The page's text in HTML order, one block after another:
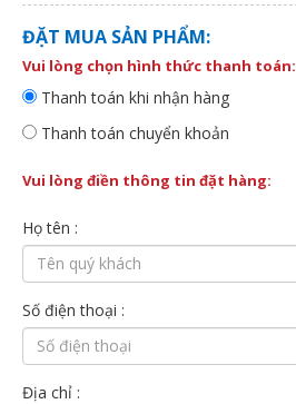
ĐẶT MUA SẢN PHẨM:
Vui lòng chọn hình thức thanh toán:
Thanh toán khi nhận hàng
Thanh toán chuyển khoản
Vui lòng điền thông tin đặt hàng:
Họ tên :
Số điện thoại :
Địa chỉ :